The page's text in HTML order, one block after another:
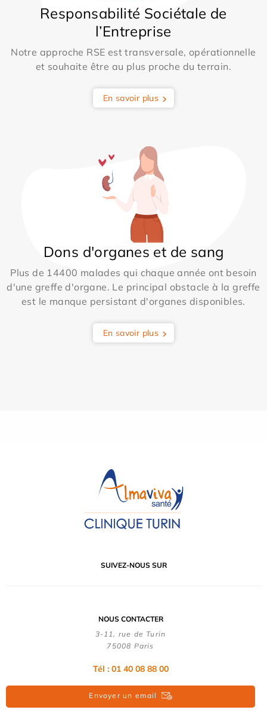
Responsabilité Sociétale de
l’Entreprise
Notre approche RSE est transversale, opérationnelle
et souhaite être au plus proche du terrain.
En savoir plus
Dons d'organes et de sang
Plus de 14400 malades qui chaque année ont besoin
d'une greffe d'organe. Le principal obstacle à la greffe
est le manque persistant d'organes disponibles.
En savoir plus
SUIVEZ-NOUS SUR
NOUS CONTACTER
3-11, rue de Turin
75008 Paris
Tél : 01 40 08 88 00
Envoyer un email